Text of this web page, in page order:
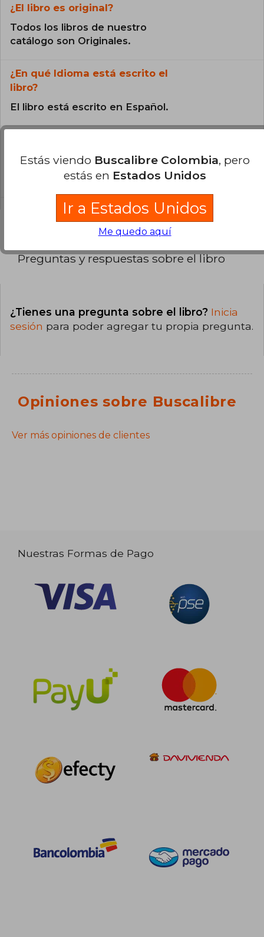
¿El libro es original?
Todos los libros de nuestro
catálogo son Originales.
¿En qué Idioma está escrito el
libro?
El libro está escrito en Español.
La encuadernación de esta edición es Tapa
Preguntas y respuestas sobre el libro
¿Tienes una pregunta sobre el libro? Inicia
sesión para poder agregar tu propia pregunta.
Opiniones sobre Buscalibre
Ver más opiniones de clientes
Nuestras Formas de Pago
Estás viendo Buscalibre Colombia, pero
estás en Estados Unidos
Ir a Estados Unidos
Me quedo aquí